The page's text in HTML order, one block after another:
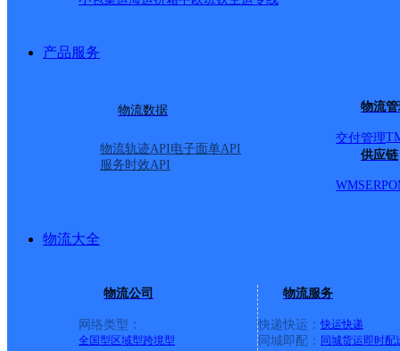
产品服务
物流数据
物流轨迹API电子面单API
服务时效API
物流
交付管理
供应链
WMSERP
物流大全
物流公司
网络类型：
全国型 区域型跨境型
物流服务
快递快运： 快运快递
同城即配： 同城货运即时配